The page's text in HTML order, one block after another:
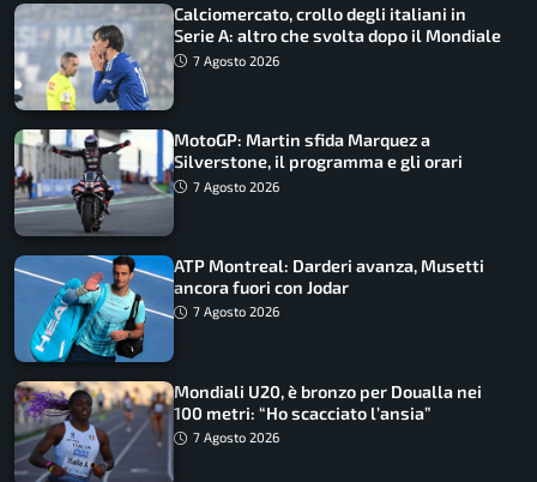
Calciomercato, crollo degli italiani in
Serie A: altro che svolta dopo il Mondiale
7 Agosto 2026
MotoGP: Martin sfida Marquez a
Silverstone, il programma e gli orari
7 Agosto 2026
ATP Montreal: Darderi avanza, Musetti
ancora fuori con Jodar
7 Agosto 2026
Mondiali U20, è bronzo per Doualla nei
100 metri: “Ho scacciato l’ansia”
7 Agosto 2026